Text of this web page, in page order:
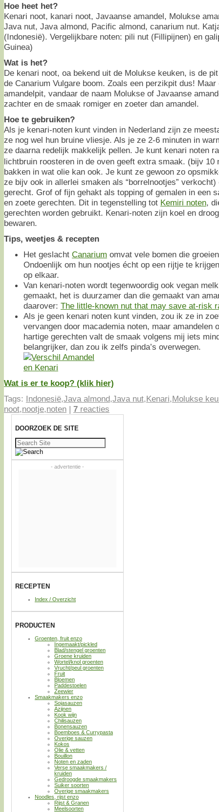
Hoe heet het?
Kenari noot, kanari noot, Javaanse amandel, Molukse
Java nut, Java almond, Pacific almond, canarium nut.
(Indonesië). Vergelijkbare noten: pili nut (Fillipijnen) en
Guinea)
Wat is het?
De kenari noot, oa bekend uit de Molukse keuken, is de
de Canarium Vulgare boom. Zoals een perzikpit dus!
amandelpit, vandaar de naam Molukse of Javaanse
zachter en de smaak romiger en zoeter dan amandel.
Hoe te gebruiken?
Als je kenari-noten kunt vinden in Nederland zijn ze
ze nog wel hun bruine vliesje. Als je ze 2-6 minuten in
ze daarna redelijk makkelijk pellen. Je kunt kenari noten
lichtbruin roosteren in de oven geeft extra smaak. (bijv
bakken in wat olie kan ook. Je kunt ze gewoon zo
ze bijv ook in allerlei smaken als “borrelnootjes”
gerecht. Grof of fijn gehakt als topping of gemalen in een
en zoete gerechten. Dit in tegenstelling tot Kemiri noten,
gerechten worden gebruikt. Kenari-noten zijn koel en
bewaren.
Tips, weetjes & recepten
Het geslacht Canarium omvat vele bomen die
Ondoenlijk om hun nootjes écht op een rijtje te
op elkaar.
Van kenari-noten wordt tegenwoordig ook vegan
gemaakt, het is duurzamer dan die gemaakt van
daarover: The little-known nut that may save at-risk
Als je geen kenari noten kunt vinden, zou ik ze in
vervangen door macademia noten, maar amandelen
hartige gerechten valt de smaak volgens mij iets
belangrijker, dan zou ik zelfs pinda’s overwegen.
Wat is er te koop? (klik hier)
Tags: Indonesië,Java almond,Java nut,Kenari,Molukse
noot,nootje,noten | 7 reacties
DOORZOEK DE SITE
Zoeken
naar:
- advertentie -
RECEPTEN
Index / Overzicht
PRODUCTEN
Groenten, fruit enzo
Ingemaakt/pickled
Blad/stengel groenten
Groene kruiden
Wortel/knol groenten
Vrucht/peul groenten
Fruit
Bloemen
Paddestoelen
Zeewier
Smaakmakers enzo
Sojasauzen
Azijnen
Kook wijn
Chilisauzen
Bonensauzen
Boemboes & Currypasta
Overige sauzen
Kokos
Olie & vetten
Bouillon
Noten en zaden
Verse smaakmakers /
kruiden
Gedroogde smaakmakers
Suiker soorten
Overige smaakmakers
Noodles, rijst enzo
Rijst & Granen
Meelsoorten